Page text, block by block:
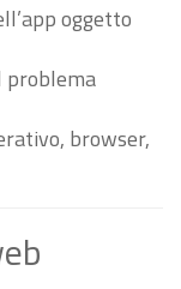
oggetto
problema
browser,